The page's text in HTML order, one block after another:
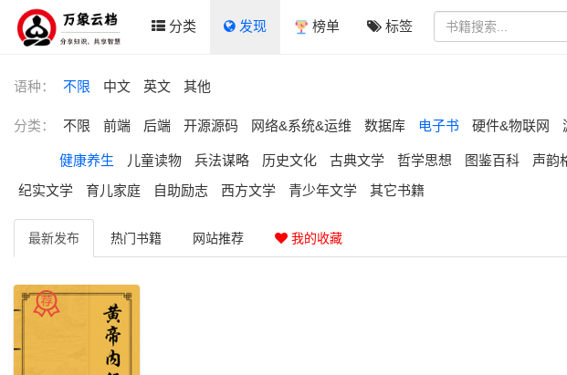
分类 发现 榜单 标签
语种： 不限 中文 英文 其他
分类： 不限 前端 后端 开源源码 网络&系统&运维 数据库 电子书 硬件&物联网
健康养生 儿童读物 兵法谋略 历史文化 古典文学 哲学思想 图鉴百科 声韵
纪实文学
育儿家庭 自助励志 西方文学 青少年文学 其它书籍
最新发布 热门书籍 网站推荐 我的收藏